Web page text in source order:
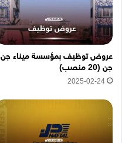
و
ن
ي
ن
ا
عروض توظيف بمؤسسة ميناء جن
جن (20 منصب)
2025-02-24